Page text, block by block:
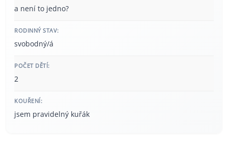
a není to jedno?
RODINNÝ STAV:
svobodný/á
POČET DĚTÍ:
2
KOUŘENÍ:
jsem pravidelný kuřák